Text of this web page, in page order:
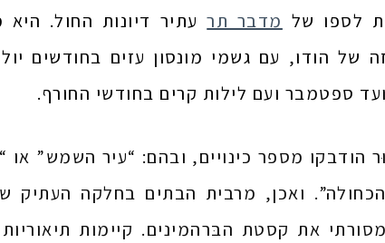
לספו של מדבר תרעתיר דיונות החול.
של הודו, עם גשמי מונסון עזים בחודשים
ספטמבר ועם לילות קרים בחודשי החורף.
הודבקו מספר כינויים, ובהם: “עיר השמש”
ואכן, מרבית הבתים בחלקה העתיק
את קסטת הבּרהמינים. קיימות